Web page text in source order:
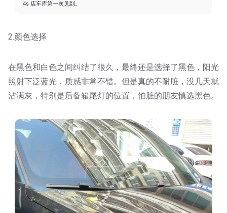
4s 店车库第一次见到。
2.颜色选择
在黑色和白色之间纠结了很久，最终还是选择了黑色，阳光
照射下泛蓝光，质感非常不错。但是真的不耐脏，没几天就
沾满灰，特别是后备箱尾灯的位置，怕脏的朋友慎选黑色。